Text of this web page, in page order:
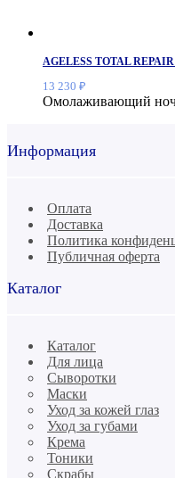
AGELESS TOTAL
13 230 ₽
Омолаживающий
Информация
Оплата
Доставка
Политика
Публичная оферта
Каталог
Каталог
Для лица
Сыворотки
Маски
Уход за кожей глаз
Уход за губами
Крема
Тоники
Скрабы